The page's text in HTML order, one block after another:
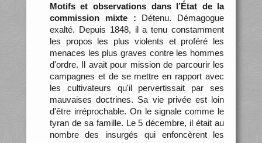
Motifs et observations dans l’État de la
commission mixte : Détenu. Démagogue
exalté. Depuis 1848, il a tenu constamment
les propos les plus violents et proféré les
menaces les plus graves contre les hommes
d'ordre. Il avait pour mission de parcourir les
campagnes et de se mettre en rapport avec
les cultivateurs qu'il pervertissait par ses
mauvaises doctrines. Sa vie privée est loin
d'être irréprochable. On le signale comme le
tyran de sa famille. Le 5 décembre, il était au
nombre des insurgés qui enfoncèrent les